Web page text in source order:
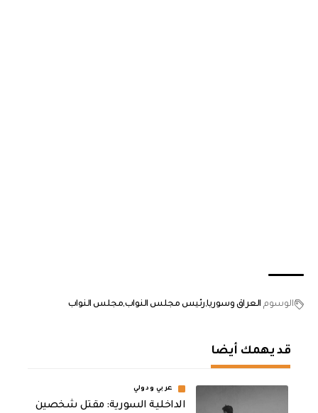
الوسوم العراق وسوريا رئيس مجلس النوابمجلس النواب
قد يهمك أيضا
عربي ودولي
الداخلية السورية: مقتل شخصين